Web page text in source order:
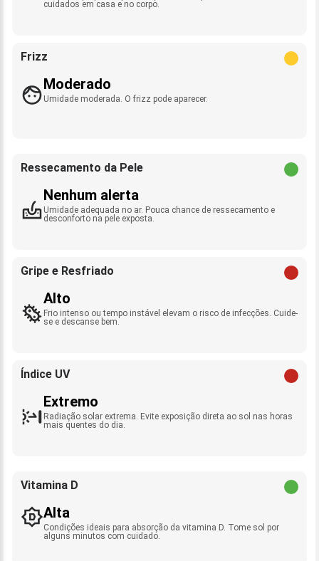
cuidados em casa e no corpo.
Frizz
Moderado
Umidade moderada. O frizz pode aparecer.
Ressecamento da Pele
Nenhum alerta
Umidade adequada no ar. Pouca chance de ressecamento e
desconforto na pele exposta.
Gripe e Resfriado
Alto
Frio intenso ou tempo instável elevam o risco de infecções. Cuide-
se e descanse bem.
Índice UV
Extremo
Radiação solar extrema. Evite exposição direta ao sol nas horas
mais quentes do dia.
Vitamina D
Alta
Condições ideais para absorção da vitamina D. Tome sol por
alguns minutos com cuidado.